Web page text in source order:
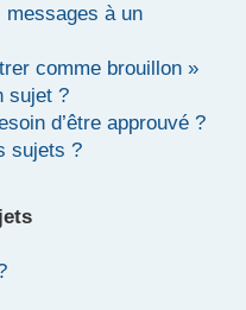
messages à un
comme brouillon »
sujet ?
d’être approuvé ?
sujets ?